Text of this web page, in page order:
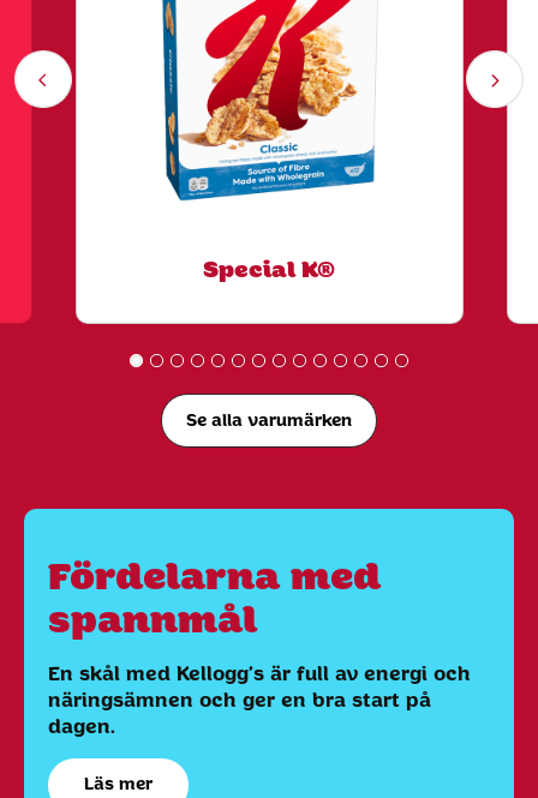
Special K®
Se alla varumärken
Fördelarna med
spannmål
En skål med Kellogg’s är full av energi och
näringsämnen och ger en bra start på
dagen.
Läs mer